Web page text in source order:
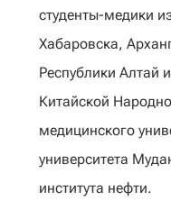
студенты-медики
Хабаровска,
Республики Алтай
Китайской
медицинского
университета
института нефти.